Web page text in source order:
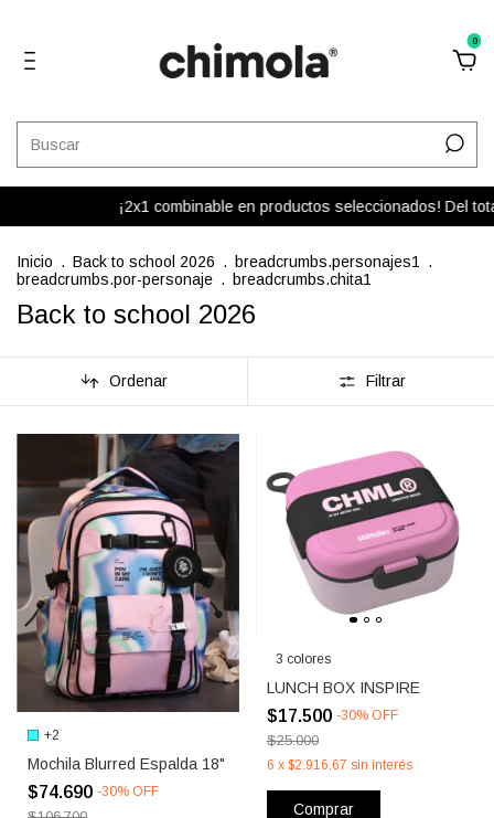
0
¡2x1 combinable en productos seleccionados! Del total de tu
Inicio . Back to school 2026 . breadcrumbs.personajes1
.
breadcrumbs.por-personaje . breadcrumbs.chita1
Back to school 2026
Ordenar Filtrar
+2
Mochila Blurred Espalda 18"
$74.690 -30% OFF
3 colores
LUNCH BOX INSPIRE
$17.500 -30% OFF
$25.000
6 x $2.916,67 sin interés
Comprar